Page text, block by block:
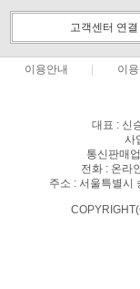
고객센터 연결
이용안내 이
대표 : 신
사
통신판매
전화 : 온라
주소 : 서울특별시